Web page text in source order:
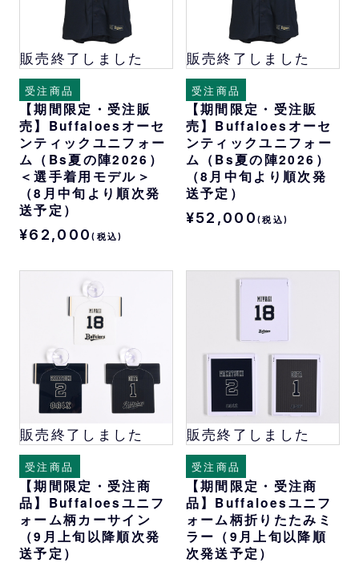
販売終了しました
受注商品
【期間限定・受注販
売】Buffaloesオーセ
ンティックユニフォー
ム（Bs夏の陣2026）
＜選手着用モデル＞
（8月中旬より順次発
送予定）
¥62,000(税込)
販売終了しました
受注商品
【期間限定・受注販
売】Buffaloesオーセ
ンティックユニフォー
ム（Bs夏の陣2026）
（8月中旬より順次発
送予定）
¥52,000(税込)
販売終了しました
受注商品
【期間限定・受注商
品】Buffaloesユニフ
ォーム柄カーサイン
（9月上旬以降順次発
送予定）
販売終了しました
受注商品
【期間限定・受注商
品】Buffaloesユニフ
ォーム柄折りたたみミ
ラー（9月上旬以降順
次発送予定）